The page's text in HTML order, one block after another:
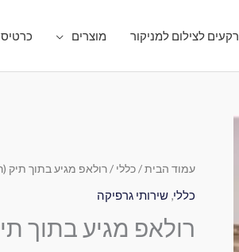
רקעים לצילום למניקור מוצרים כרטיס
עמוד הבית/כללי / רולאפ מגיע בתוך תיק
כללי, שירותי גרפיקה
רולאפ מגיע בתוך
רולאפ
מגיע
תיק